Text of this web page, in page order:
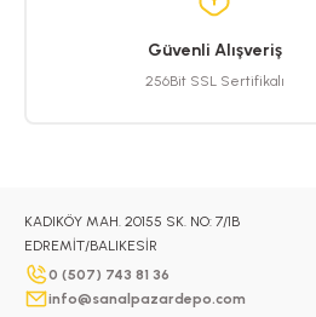
Ürün bilgilerinde hatalar bulunuyor.
Ürün fiyatı diğer sitelerden daha pahalı.
Bu ürüne benzer farklı alternatifler olmalı.
Güvenli Alışveriş
256Bit SSL Sertifikalı
KADIKÖY MAH. 20155 SK. NO: 7/1B
EDREMİT/BALIKESİR
0 (507) 743 81 36
info@sanalpazardepo.com